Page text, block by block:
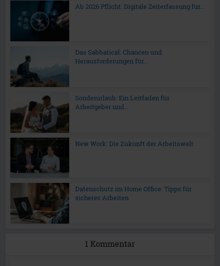
Ab 2026 Pflicht: Digitale Zeiterfassung für...
Das Sabbatical: Chancen und
Herausforderungen für...
Sonderurlaub: Ein Leitfaden für
Arbeitgeber und...
New Work: Die Zukunft der Arbeitswelt
Datenschutz im Home Office: Tipps für
sicheres Arbeiten
1 Kommentar